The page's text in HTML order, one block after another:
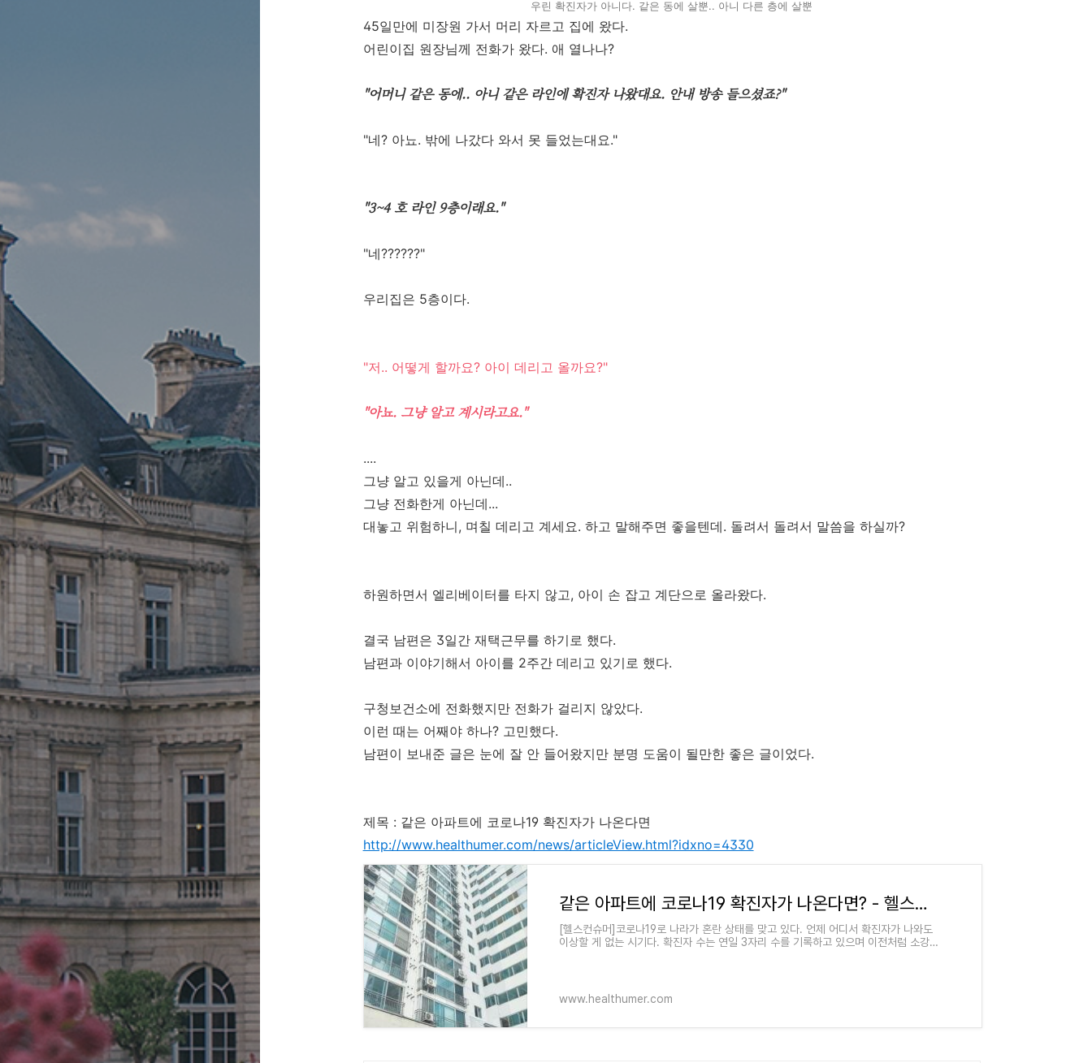
우린 확진자가 아니다. 같은 동에 살뿐.. 아니 다른 층에 살뿐
45일만에 미장원 가서 머리 자르고 집에 왔다.
어린이집 원장님께 전화가 왔다. 애 열나나?
"어머니 같은 동에.. 아니 같은 라인에 확진자 나왔대요. 안내 방송 들으셨죠?"
"네? 아뇨. 밖에 나갔다 와서 못 들었는대요."
"3~4 호 라인 9층이래요."
"네??????"
우리집은 5층이다.
"저.. 어떻게 할까요? 아이 데리고 올까요?"
"아뇨. 그냥 알고 계시라고요."
....
그냥 알고 있을게 아닌데..
그냥 전화한게 아닌데...
대놓고 위험하니, 며칠 데리고 계세요. 하고 말해주면 좋을텐데. 돌려서 돌려서 말씀을 하실까?
하원하면서 엘리베이터를 타지 않고, 아이 손 잡고 계단으로 올라왔다.
결국 남편은 3일간 재택근무를 하기로 했다.
남편과 이야기해서 아이를 2주간 데리고 있기로 했다.
구청보건소에 전화했지만 전화가 걸리지 않았다.
이런 때는 어째야 하나? 고민했다.
남편이 보내준 글은 눈에 잘 안 들어왔지만 분명 도움이 될만한 좋은 글이었다.
제목 : 같은 아파트에 코로나19 확진자가 나온다면
http://www.healthumer.com/news/articleView.html?idxno=4330
같은 아파트에 코로나19 확진자가 나온다면? - 헬스컨슈머
[헬스컨슈머]코로나19로 나라가 혼란 상태를 맞고 있다. 언제 어디서 확진자가 나와도
이상할 게 없는 시기다. 확진자 수는 연일 3자리 수를 기록하고 있으며 이전처럼 소강
www.healthumer.com